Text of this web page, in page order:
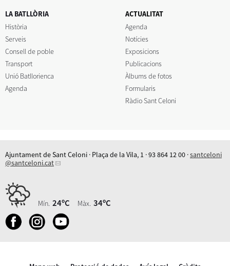
LA BATLLÒRIA
Història
Serveis
Consell de poble
Transport
Unió Batllorienca
Agenda
ACTUALITAT
Agenda
Notícies
Exposicions
Publicacions
Àlbums de fotos
Formularis
Ràdio Sant Celoni
Ajuntament de Sant Celoni · Plaça de la Vila, 1 · 93 864 12 00 ·santceloni
@santceloni.cat
Mín. 24ºC Màx. 34ºC